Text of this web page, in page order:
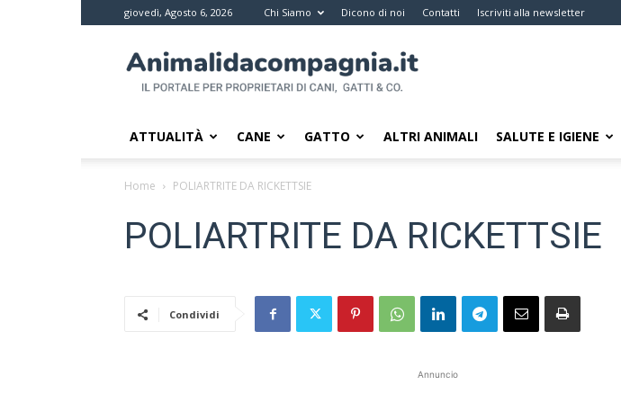
giovedì, Agosto 6, 2026 Chi Siamo Dicono di noi Contatti Iscriviti alla newsletter
da
compagnia
Il
i
proprietari
di
ATTUALITÀ CANE GATTO ALTRI ANIMALI SALUTE E IGIENE
Home POLIARTRITE DA RICKETTSIE
POLIARTRITE DA RICKETTSIE
Condividi
Annuncio